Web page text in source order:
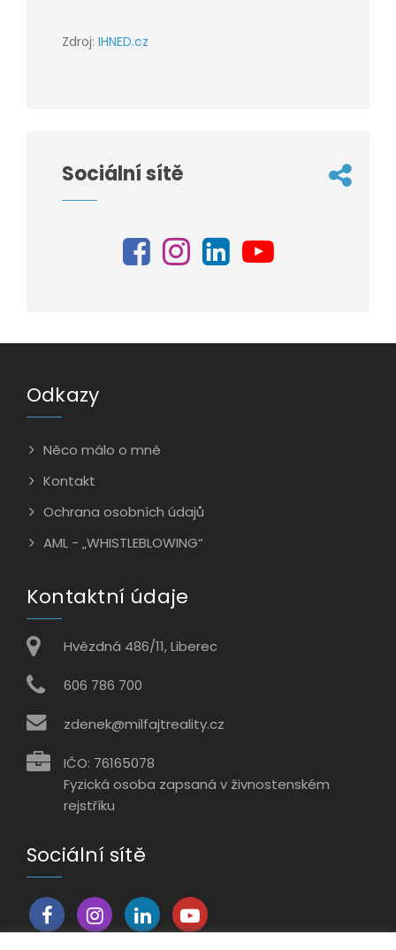
Zdroj: IHNED.cz
Sociální sítě
Odkazy
Něco málo o mně
Kontakt
Ochrana osobních údajů
AML - „WHISTLEBLOWING“
Kontaktní údaje
Hvězdná 486/11, Liberec
606 786 700
zdenek@milfajtreality.cz
IČO: 76165078
Fyzická osoba zapsaná v živnostenském
rejstříku
Sociální sítě